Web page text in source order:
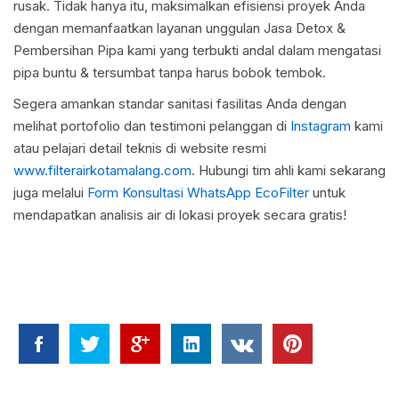
rusak. Tidak hanya itu, maksimalkan efisiensi proyek Anda
dengan memanfaatkan layanan unggulan Jasa Detox &
Pembersihan Pipa kami yang terbukti andal dalam mengatasi
pipa buntu & tersumbat tanpa harus bobok tembok.
Segera amankan standar sanitasi fasilitas Anda dengan
melihat portofolio dan testimoni pelanggan di Instagram kami
atau pelajari detail teknis di website resmi
www.filterairkotamalang.com. Hubungi tim ahli kami sekarang
juga melalui Form Konsultasi WhatsApp EcoFilter untuk
mendapatkan analisis air di lokasi proyek secara gratis!